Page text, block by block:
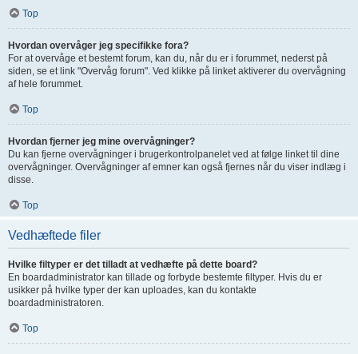
Top
Hvordan overvåger jeg specifikke fora?
For at overvåge et bestemt forum, kan du, når du er i forummet, nederst på
siden, se et link "Overvåg forum". Ved klikke på linket aktiverer du overvågning
af hele forummet.
Top
Hvordan fjerner jeg mine overvågninger?
Du kan fjerne overvågninger i brugerkontrolpanelet ved at følge linket til dine
overvågninger. Overvågninger af emner kan også fjernes når du viser indlæg i
disse.
Top
Vedhæftede filer
Hvilke filtyper er det tilladt at vedhæfte på dette board?
En boardadministrator kan tillade og forbyde bestemte filtyper. Hvis du er
usikker på hvilke typer der kan uploades, kan du kontakte
boardadministratoren.
Top